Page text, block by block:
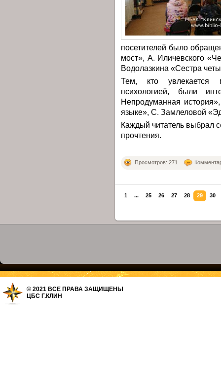
посетителей было
мост», А. Иличевского
Водолазкина «Сестра
Тем, кто увлекается
психологией, были
Непродуманная
языке», С. Замлеловой
Каждый читатель выбрал
прочтения.
Просмотров: 271
1 ... 25 26 27 28 29 30
© 2021 ВСЕ ПРАВА ЗАЩИЩЕНЫ
ЦБС Г.КЛИН